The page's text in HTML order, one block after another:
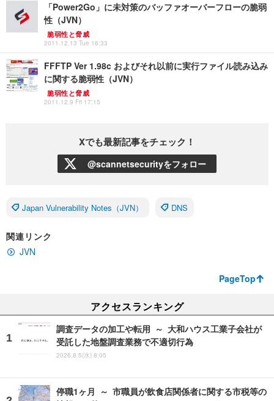
「Power2Go」に未対策のバッファオーバーフローの脆弱
性（JVN）
脆弱性と脅威
2011.12.13 Tue 16:33
FFFTP Ver 1.98c およびそれ以前に実行ファイル読み込み
に関する脆弱性（JVN）
脆弱性と脅威
2011.12.9 Fri 17:15
Xでも最新記事をチェック！
@scannetsecurityをフォロー
Japan Vulnerability Notes（JVN） DNS
関連リンク
JVN
PageTop
アクセスランキング
調査データの加工や転用 ～ 大和ハウス工業子会社が
受託した地盤調査業務で不適切行為
2026.8.5(水) 8:05
停職1ヶ月 ～ 市職員が飲食店関係者に関する市税等の